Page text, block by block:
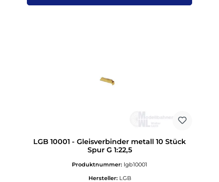
LGB 10001 - Gleisverbinder metall 10 Stück
Spur G 1:22,5
Produktnummer: lgb10001
Hersteller: LGB